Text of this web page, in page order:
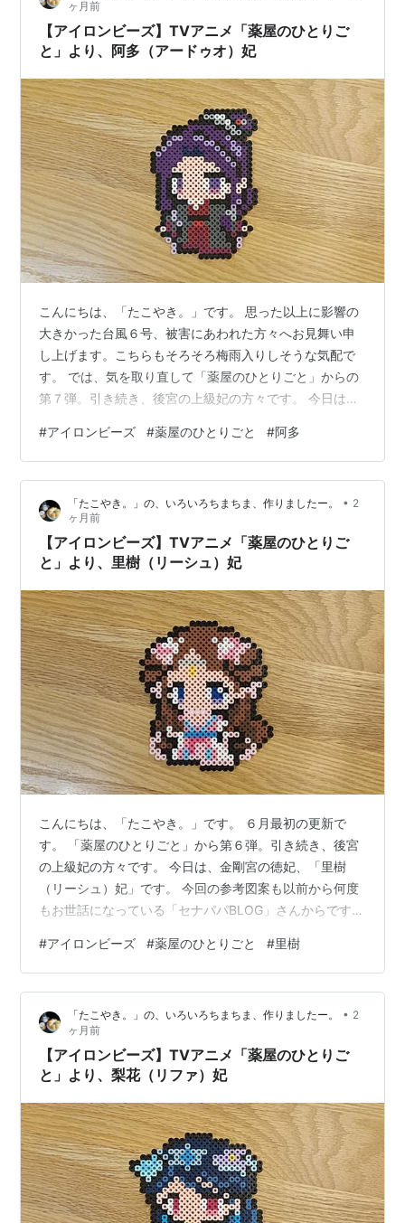
からは、過去に作った作品を少しずつ紹介していきたい
と思います。 作った時間とともに振…
ヶ月前
【アイロンビーズ】TVアニメ「薬屋のひとりご
と」より、阿多（アードゥオ）妃
こんにちは、「たこやき。」です。 思った以上に影響の
大きかった台風６号、被害にあわれた方々へお見舞い申
し上げます。こちらもそろそろ梅雨入りしそうな気配で
す。 では、気を取り直して「薬屋のひとりごと」からの
第７弾。引き続き、後宮の上級妃の方々です。 今日は、
参考図案もいつもどおり「セナパパBLOG」さんからで
す。 ビーズは大きい方、「カワダ パーラービーズ」を使
用しての製作です。 さて４人目の上級妃ですが、35歳と
これまでの３人とは年齢が離れていることもあり、かな
り落ち着いた雰囲気です。使用した色数も13色と少な目
です。 ぱっと見地味な感じがし…
#アイロンビーズ #薬屋のひとりごと #阿多
「たこやき。」の、いろいろちまちま、作りましたー。 • 2
ヶ月前
【アイロンビーズ】TVアニメ「薬屋のひとりご
と」より、里樹（リーシュ）妃
こんにちは、「たこやき。」です。 ６月最初の更新で
す。 「薬屋のひとりごと」から第６弾。引き続き、後宮
の上級妃の方々です。 今日は、金剛宮の徳妃、「里樹
（リーシュ）妃」です。 今回の参考図案も以前から何度
もお世話になっている「セナパパBLOG」さんからです。
ての製作です。 ということで、どう見ても〇リ担当の上
級妃ですが、これまでの２人に比べると意外と控え目
で、使用した色数は14色です。 何でしょう？そんなに地
味な感じはしないんですが、妙に少ない気もします。 そ
れではここまでの上級妃お三方で。 髪のボリュームなの
か、里樹が大きく見えてしまいま…
#アイロンビーズ #薬屋のひとりごと #里樹
「たこやき。」の、いろいろちまちま、作りましたー。 • 2
ヶ月前
【アイロンビーズ】TVアニメ「薬屋のひとりご
と」より、梨花（リファ）妃